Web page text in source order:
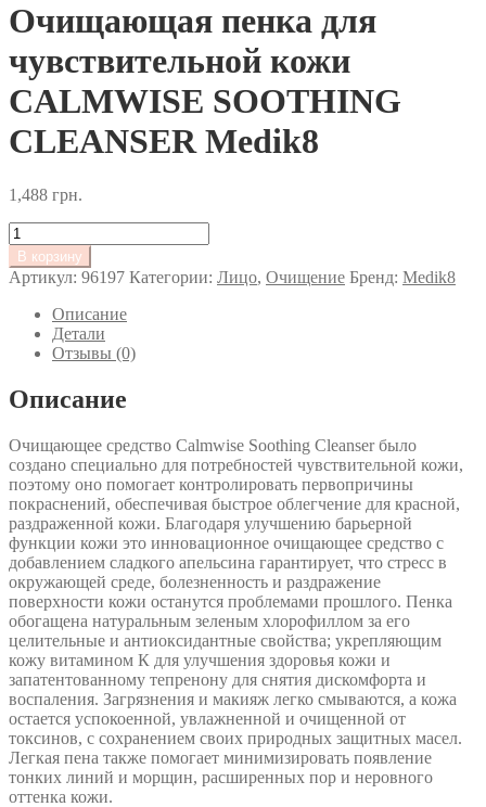
Очищающая пенка для
чувствительной кожи
CALMWISE SOOTHING
CLEANSER Medik8
1,488 грн.
Количество
товара
Очищающая
пенка
чувствительной
кожи
CALMWISE
SOOTHING
CLEANSER
В корзину
Артикул: 96197 Категории: Лицо, Очищение Бренд: Medik8
Описание
Детали
Отзывы (0)
Описание
Очищающее средство Calmwise Soothing Cleanser было
создано специально для потребностей чувствительной кожи,
поэтому оно помогает контролировать первопричины
покраснений, обеспечивая быстрое облегчение для красной,
раздраженной кожи. Благодаря улучшению барьерной
функции кожи это инновационное очищающее средство с
добавлением сладкого апельсина гарантирует, что стресс в
окружающей среде, болезненность и раздражение
поверхности кожи останутся проблемами прошлого. Пенка
обогащена натуральным зеленым хлорофиллом за его
целительные и антиоксидантные свойства; укрепляющим
кожу витамином К для улучшения здоровья кожи и
запатентованному тепренону для снятия дискомфорта и
воспаления. Загрязнения и макияж легко смываются, а кожа
остается успокоенной, увлажненной и очищенной от
токсинов, с сохранением своих природных защитных масел.
Легкая пена также помогает минимизировать появление
тонких линий и морщин, расширенных пор и неровного
оттенка кожи.